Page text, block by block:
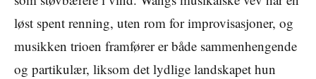
løst spent renning, uten rom for improvisasjoner, og
musikken trioen framfører er både sammenhengende
og partikulær, liksom det lydlige landskapet hun